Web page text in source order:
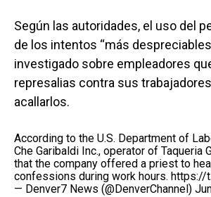
Según las autoridades, el uso del
de los intentos “más
investigado sobre empleadores
represalias contra sus
acallarlos.
According to the U.S. Department of
Che Garibaldi Inc., operator of Taqueria
that the company offered a priest to
confessions during work hours. https://
— Denver7 News (@DenverChannel)